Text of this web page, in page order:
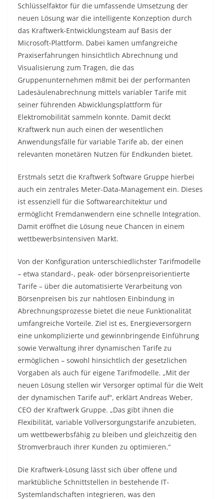
Schlüsselfaktor für die umfassende Umsetzung der
neuen Lösung war die intelligente Konzeption durch
das Kraftwerk-Entwicklungsteam auf Basis der
Microsoft-Plattform. Dabei kamen umfangreiche
Praxiserfahrungen hinsichtlich Abrechnung und
Visualisierung zum Tragen, die das
Gruppenunternehmen m8mit bei der performanten
Ladesäulenabrechnung mittels variabler Tarife mit
seiner führenden Abwicklungsplattform für
Elektromobilität sammeln konnte. Damit deckt
Kraftwerk nun auch einen der wesentlichen
Anwendungsfälle für variable Tarife ab, der einen
relevanten monetären Nutzen für Endkunden bietet.
Erstmals setzt die Kraftwerk Software Gruppe hierbei
auch ein zentrales Meter-Data-Management ein. Dieses
ist essenziell für die Softwarearchitektur und
ermöglicht Fremdanwendern eine schnelle Integration.
Damit eröffnet die Lösung neue Chancen in einem
wettbewerbsintensiven Markt.
Von der Konfiguration unterschiedlichster Tarifmodelle
– etwa standard-, peak- oder börsenpreisorientierte
Tarife – über die automatisierte Verarbeitung von
Börsenpreisen bis zur nahtlosen Einbindung in
Abrechnungsprozesse bietet die neue Funktionalität
umfangreiche Vorteile. Ziel ist es, Energieversorgern
eine unkomplizierte und gewinnbringende Einführung
sowie Verwaltung ihrer dynamischen Tarife zu
ermöglichen – sowohl hinsichtlich der gesetzlichen
Vorgaben als auch für eigene Tarifmodelle. „Mit der
neuen Lösung stellen wir Versorger optimal für die Welt
der dynamischen Tarife auf“, erklärt Andreas Weber,
CEO der Kraftwerk Gruppe. „Das gibt ihnen die
Flexibilität, variable Vollversorgungstarife anzubieten,
um wettbewerbsfähig zu bleiben und gleichzeitig den
Stromverbrauch ihrer Kunden zu optimieren.“
Die Kraftwerk-Lösung lässt sich über offene und
marktübliche Schnittstellen in bestehende IT-
Systemlandschaften integrieren, was den